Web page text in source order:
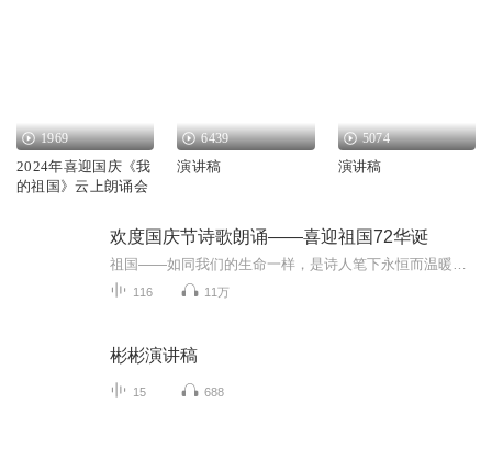
1969
2024年喜迎国庆《我
的祖国》云上朗诵会
6439
演讲稿
5074
演讲稿
欢度国庆节诗歌朗诵——喜迎祖国72华诞
116 11万
彬彬演讲稿
15 688